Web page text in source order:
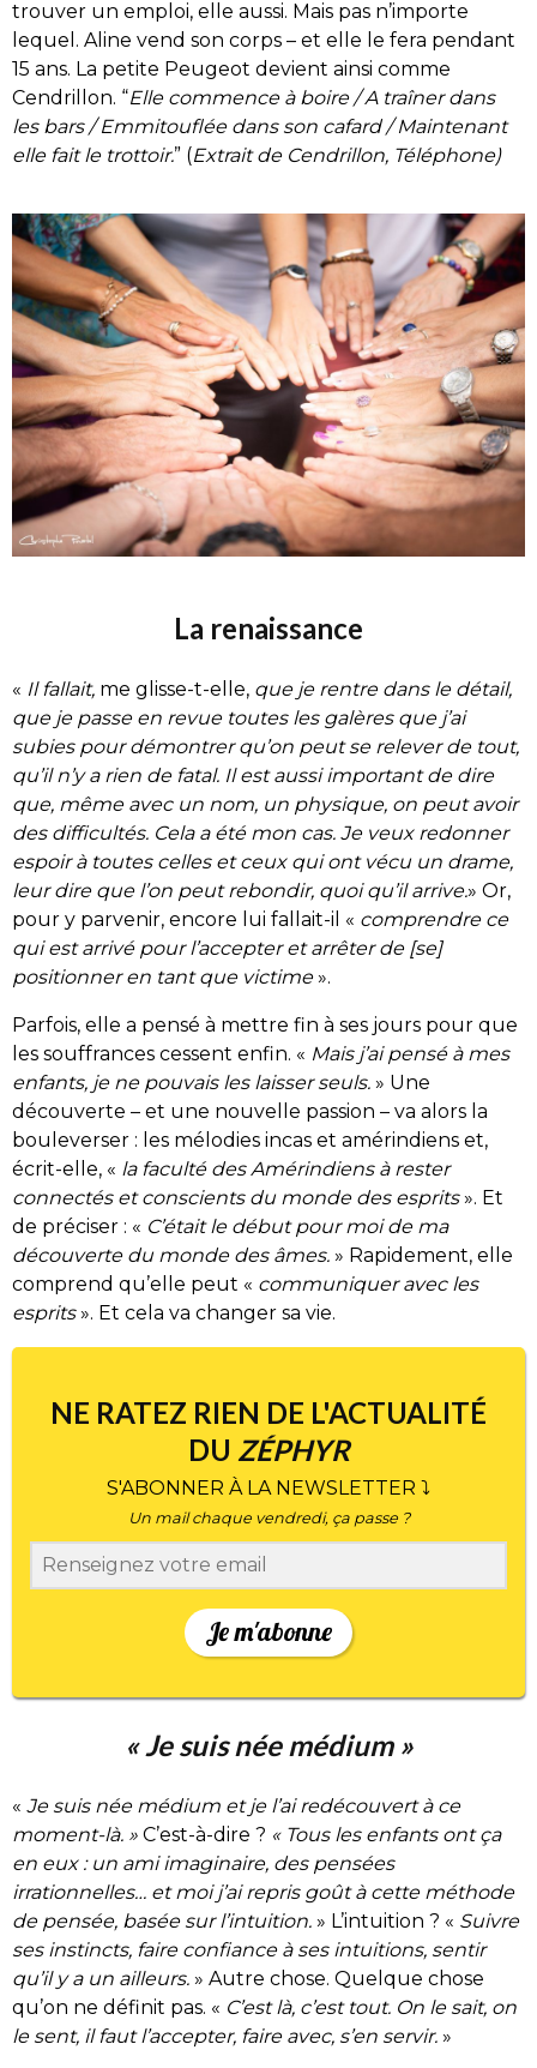
trouver un emploi, elle aussi. Mais pas n’importe
lequel. Aline vend son corps – et elle le fera pendant
15 ans. La petite Peugeot devient ainsi comme
Cendrillon. “Elle commence à boire / A traîner dans
les bars / Emmitouflée dans son cafard / Maintenant
elle fait le trottoir.” (Extrait de Cendrillon, Téléphone)
La renaissance
« Il fallait, me glisse-t-elle, que je rentre dans le détail,
que je passe en revue toutes les galères que j’ai
subies pour démontrer qu’on peut se relever de tout,
qu’il n’y a rien de fatal. Il est aussi important de dire
que, même avec un nom, un physique, on peut avoir
des difficultés. Cela a été mon cas. Je veux redonner
espoir à toutes celles et ceux qui ont vécu un drame,
leur dire que l’on peut rebondir, quoi qu’il arrive.» Or,
pour y parvenir, encore lui fallait-il « comprendre ce
qui est arrivé pour l’accepter et arrêter de [se]
positionner en tant que victime».
Parfois, elle a pensé à mettre fin à ses jours pour que
les souffrances cessent enfin. « Mais j’ai pensé à mes
enfants, je ne pouvais les laisser seuls. » Une
découverte – et une nouvelle passion – va alors la
bouleverser : les mélodies incas et amérindiens et,
écrit-elle, « la faculté des Amérindiens à rester
connectés et conscients du monde des esprits». Et
de préciser : « C’était le début pour moi de ma
découverte du monde des âmes. » Rapidement, elle
comprend qu’elle peut « communiquer avec les
esprits». Et cela va changer sa vie.
NE RATEZ RIEN DE L'ACTUALITÉ
DU ZÉPHYR
S'ABONNER À LA NEWSLETTER ⤵
Un mail chaque vendredi, ça passe ?
Je m'abonne
« Je suis née médium »
« Je suis née médium et je l’ai redécouvert à ce
moment-là. » C’est-à-dire ? « Tous les enfants ont ça
en eux : un ami imaginaire, des pensées
irrationnelles… et moi j’ai repris goût à cette méthode
de pensée, basée sur l’intuition. » L’intuition ? « Suivre
ses instincts, faire confiance à ses intuitions, sentir
qu’il y a un ailleurs. » Autre chose. Quelque chose
qu’on ne définit pas. « C’est là, c’est tout. On le sait, on
le sent, il faut l’accepter, faire avec, s’en servir. »